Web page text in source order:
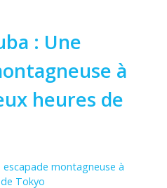
: Une
à
heures de